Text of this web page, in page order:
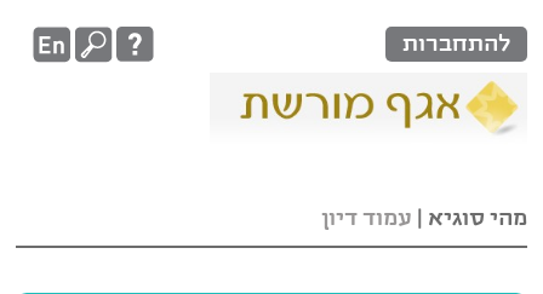
להתחברות
מהי סוגיא | עמוד דיון